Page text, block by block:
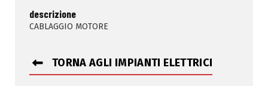
descrizione
CABLAGGIO MOTORE
TORNA AGLI IMPIANTI ELETTRICI